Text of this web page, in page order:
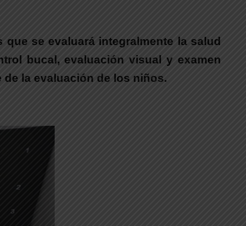
se evaluará integralmente la salud
bucal, evaluación visual y examen
la evaluación de los niños.